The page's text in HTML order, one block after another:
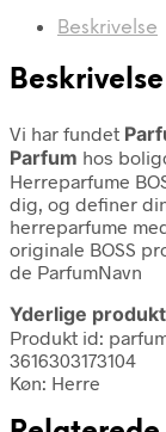
Beskrivelse
Beskrivelse
Vi har fundet
Parfum hos
Herreparfume
dig, og definer
herreparfume
originale BOSS
de ParfumNavn
Yderlige
Produkt id:
3616303173104
Køn: Herre